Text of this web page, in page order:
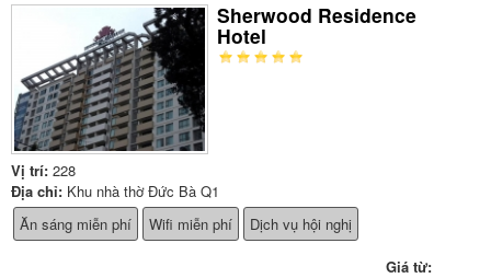
Sherwood Residence
Hotel
Vị trí: 228
Địa chỉ: Khu nhà thờ Đức Bà Q1
Ăn sáng miễn phí
Wifi miễn phí Dịch vụ hội nghị
Giá từ: